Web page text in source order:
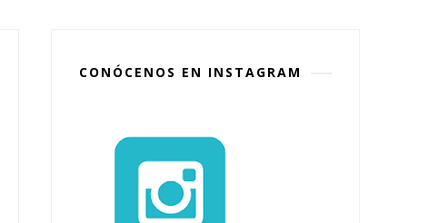
CONÓCENOS EN INSTAGRAM